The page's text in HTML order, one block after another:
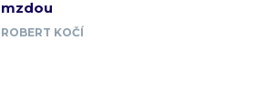
mzdou
ROBERT KOČÍ